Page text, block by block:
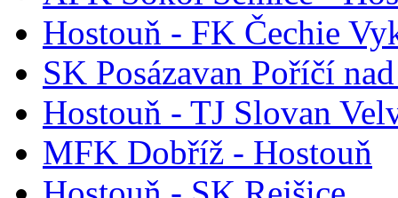
Hostouň - FK Čechie
SK Posázavan Poříčí
Hostouň - TJ Slovan
MFK Dobříž - Hostouň